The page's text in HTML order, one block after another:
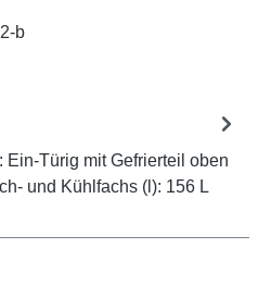
b
Ein-Türig mit Gefrierteil oben
und Kühlfachs (l): 156 L